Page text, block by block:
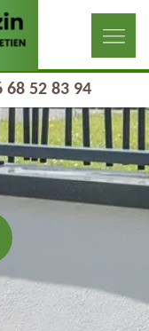
68 52 83 94